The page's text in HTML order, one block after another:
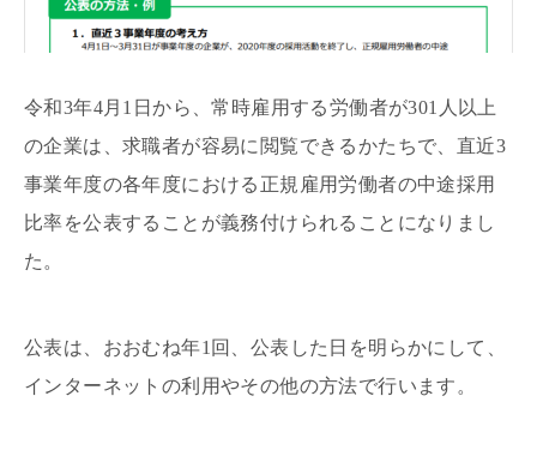
令和3年4月1日から、常時雇用する労働者が301人以上
の企業は、求職者が容易に閲覧できるかたちで、直近3
事業年度の各年度における正規雇用労働者の中途採用
比率を公表することが義務付けられることになりまし
た。
公表は、おおむね年1回、公表した日を明らかにして、
インターネットの利用やその他の方法で行います。